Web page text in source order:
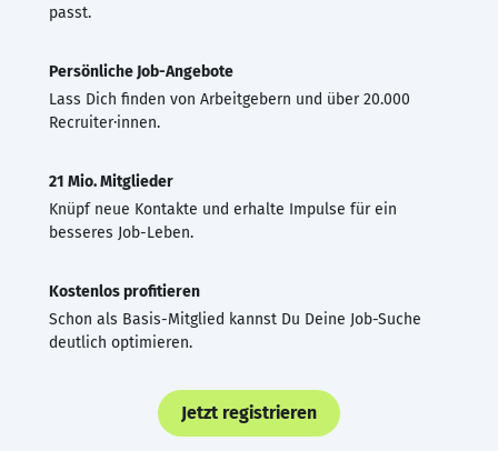
passt.
Persönliche Job-Angebote
Lass Dich finden von Arbeitgebern und über 20.000
Recruiter·innen.
21 Mio. Mitglieder
Knüpf neue Kontakte und erhalte Impulse für ein
besseres Job-Leben.
Kostenlos profitieren
Schon als Basis-Mitglied kannst Du Deine Job-Suche
deutlich optimieren.
Jetzt registrieren